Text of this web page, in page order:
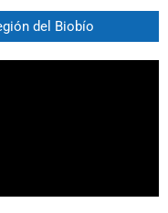
del Biobío